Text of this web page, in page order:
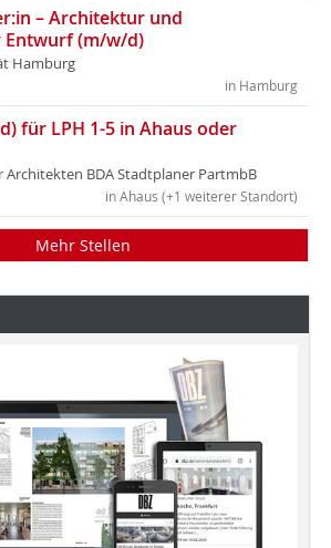
– Architektur und
Entwurf (m/w/d)
Hamburg
in Hamburg
für LPH 1-5 in Ahaus oder
BDA Stadtplaner PartmbB
in Ahaus (+1 weiterer Standort)
Mehr Stellen